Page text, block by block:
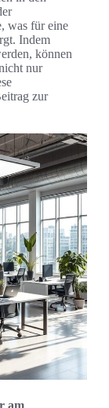
was für eine
Indem
können
nur
zur
am